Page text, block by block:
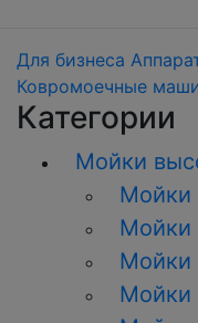
Для бизнеса
Ковромоечные
Категории
Мойки
Мойки
Мойки
Мойки
Мойки